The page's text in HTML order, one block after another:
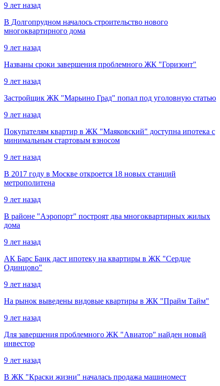
9 лет назад
В Долгопрудном началось строительство нового
многоквартирного дома
9 лет назад
Названы сроки завершения проблемного ЖК "Горизонт"
9 лет назад
Застройщик ЖК "Марьино Град" попал под уголовную статью
9 лет назад
Покупателям квартир в ЖК "Маяковский" доступна ипотека с
минимальным стартовым взносом
9 лет назад
В 2017 году в Москве откроется 18 новых станций
метрополитена
9 лет назад
В районе "Аэропорт" построят два многоквартирных жилых
дома
9 лет назад
АК Барс Банк даст ипотеку на квартиры в ЖК "Сердце
Одинцово"
9 лет назад
На рынок выведены видовые квартиры в ЖК "Прайм Тайм"
9 лет назад
Для завершения проблемного ЖК "Авиатор" найден новый
инвестор
9 лет назад
В ЖК "Краски жизни" началась продажа машиномест